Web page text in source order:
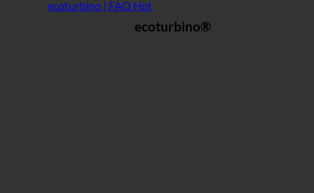
ecoturbino | FAQ
ecoturbino®